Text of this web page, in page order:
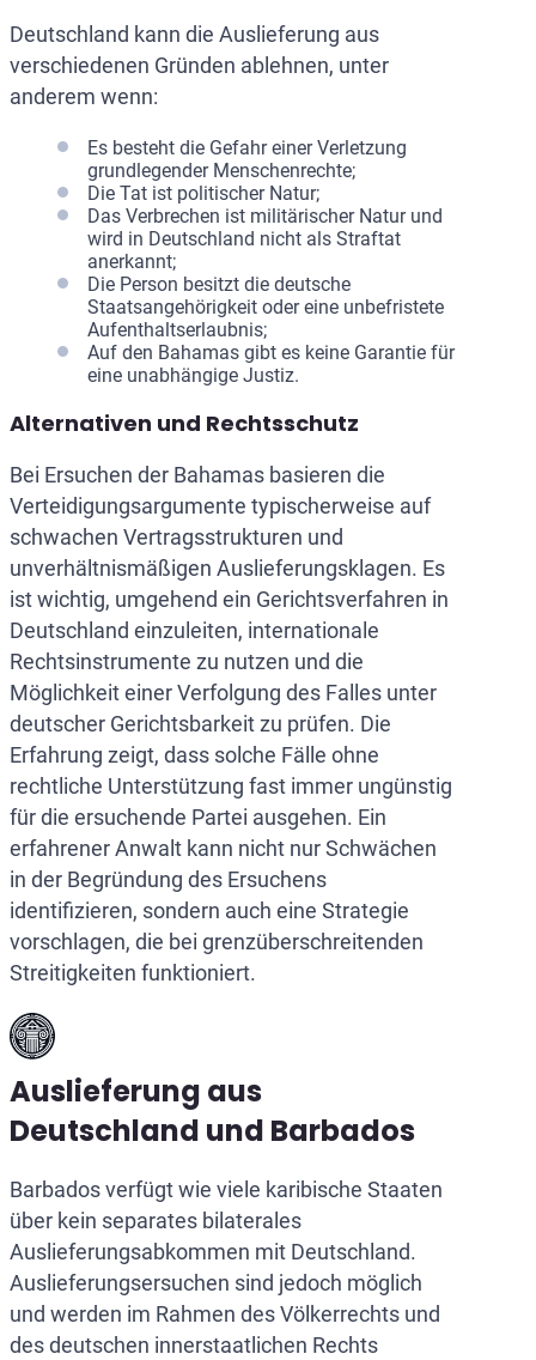
Deutschland kann die Auslieferung aus
verschiedenen Gründen ablehnen, unter
anderem wenn:
Es besteht die Gefahr einer Verletzung
grundlegender Menschenrechte;
Die Tat ist politischer Natur;
Das Verbrechen ist militärischer Natur und
wird in Deutschland nicht als Straftat
anerkannt;
Die Person besitzt die deutsche
Staatsangehörigkeit oder eine unbefristete
Aufenthaltserlaubnis;
Auf den Bahamas gibt es keine Garantie für
eine unabhängige Justiz.
Alternativen und Rechtsschutz
Bei Ersuchen der Bahamas basieren die
Verteidigungsargumente typischerweise auf
schwachen Vertragsstrukturen und
unverhältnismäßigen Auslieferungsklagen. Es
ist wichtig, umgehend ein Gerichtsverfahren in
Deutschland einzuleiten, internationale
Rechtsinstrumente zu nutzen und die
Möglichkeit einer Verfolgung des Falles unter
deutscher Gerichtsbarkeit zu prüfen. Die
Erfahrung zeigt, dass solche Fälle ohne
rechtliche Unterstützung fast immer ungünstig
für die ersuchende Partei ausgehen. Ein
erfahrener Anwalt kann nicht nur Schwächen
in der Begründung des Ersuchens
identifizieren, sondern auch eine Strategie
vorschlagen, die bei grenzüberschreitenden
Streitigkeiten funktioniert.
Auslieferung aus
Deutschland und Barbados
Barbados verfügt wie viele karibische Staaten
über kein separates bilaterales
Auslieferungsabkommen mit Deutschland.
Auslieferungsersuchen sind jedoch möglich
und werden im Rahmen des Völkerrechts und
des deutschen innerstaatlichen Rechts